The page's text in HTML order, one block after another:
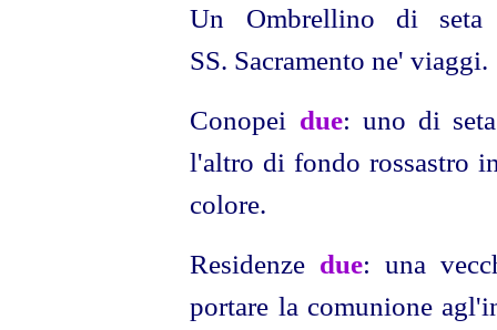
Un Ombrellino di
SS. Sacramento ne' viaggi.
Conopei due: uno di
l'altro di fondo rossastro
colore.
Residenze due: una
portare la comunione